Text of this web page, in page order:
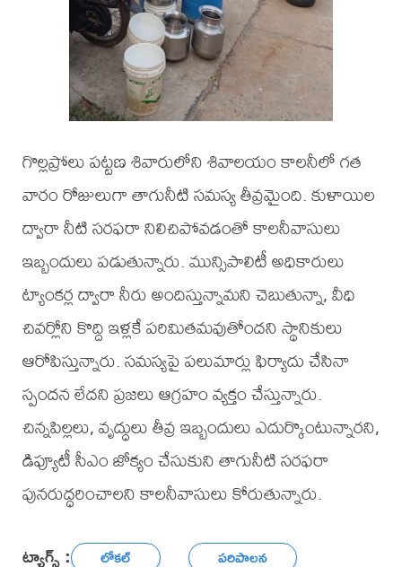
గొల్లప్రోలు పట్టణ శివారులోని శివాలయం కాలనీలో గత
వారం రోజులుగా తాగునీటి సమస్య తీవ్రమైంది. కుళాయిల
ద్వారా నీటి సరఫరా నిలిచిపోవడంతో కాలనీవాసులు
ఇబ్బందులు పడుతున్నారు. మున్సిపాలిటీ అధికారులు
ట్యాంకర్ల ద్వారా నీరు అందిస్తున్నామని చెబుతున్నా, వీధి
చివర్లోని కొద్ది ఇళ్లకే పరిమితమవుతోందని స్థానికులు
ఆరోపిస్తున్నారు. సమస్యపై పలుమార్లు ఫిర్యాదు చేసినా
స్పందన లేదని ప్రజలు ఆగ్రహం వ్యక్తం చేస్తున్నారు.
చిన్నపిల్లలు, వృద్ధులు తీవ్ర ఇబ్బందులు ఎదుర్కొంటున్నారని,
డిప్యూటీ సీఎం జోక్యం చేసుకుని తాగునీటి సరఫరా
పునరుద్ధరించాలని కాలనీవాసులు కోరుతున్నారు.
ట్యాగ్స్ : లోకల్ పరిపాలన